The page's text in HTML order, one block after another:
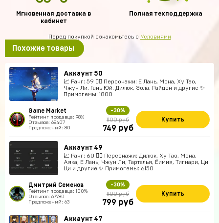
Мгновенная доставка в
кабинет
Полная техподдержка
Перед покупкой ознакомьтесь с Условиями
Похожие товары
Аккаунт 50
📈 Ранг: 59 🧍‍♀️ Персонажи: Е Лань, Мона, Ху Тао,
Чжун Ли, Гань Юй, Дилюк, Эола, Райден и другие ✨
Примогемы: 1800
Game Market
Рейтинг продавца: 98%
Отзывов: 68407
Предложений: 80
-30%
1100 руб
749 руб
Купить
Аккаунт 49
📈 Ранг: 60 🧍‍♀️ Персонажи: Дилюк, Ху Тао, Мона,
Аяка, Е Лань, Чжун Ли, Тарталья, Ёимия, Тигнари, Ци
Ци и другие ✨ Примогемы: 6150
Дмитрий Семенов
Рейтинг продавца: 100%
Отзывов: 67780
Предложений: 63
-30%
1100 руб
799 руб
Купить
Аккаунт 47